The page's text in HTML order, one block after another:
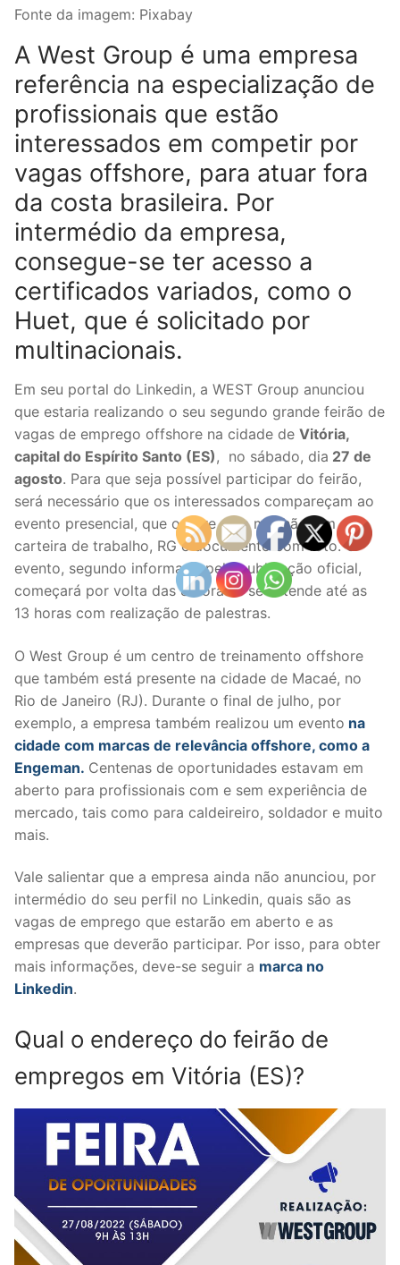
Fonte da imagem: Pixabay
A West Group é uma empresa
referência na especialização de
profissionais que estão
interessados em competir por
vagas offshore, para atuar fora
da costa brasileira. Por
intermédio da empresa,
consegue-se ter acesso a
certificados variados, como o
Huet, que é solicitado por
multinacionais.
Em seu portal do Linkedin, a WEST Group anunciou
que estaria realizando o seu segundo grande feirão de
vagas de emprego offshore na cidade de Vitória,
capital do Espírito Santo (ES), no sábado, dia 27 de
agosto. Para que seja possível participar do feirão,
será necessário que os interessados compareçam ao
evento presencial, que ocorre pela manhã, com
carteira de trabalho, RG e documento com foto. O
evento, segundo informado pela publicação oficial,
começará por volta das 8 horas e se estende até as
13 horas com realização de palestras.
O West Group é um centro de treinamento offshore
que também está presente na cidade de Macaé, no
Rio de Janeiro (RJ). Durante o final de julho, por
exemplo, a empresa também realizou um evento na
cidade com marcas de relevância offshore, como a
Engeman. Centenas de oportunidades estavam em
aberto para profissionais com e sem experiência de
mercado, tais como para caldeireiro, soldador e muito
mais.
Vale salientar que a empresa ainda não anunciou, por
intermédio do seu perfil no Linkedin, quais são as
vagas de emprego que estarão em aberto e as
empresas que deverão participar. Por isso, para obter
mais informações, deve-se seguir a marca no
Linkedin.
Qual o endereço do feirão de
empregos em Vitória (ES)?